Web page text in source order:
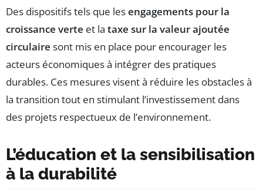
Des dispositifs tels que lesengagements pour la
croissance verte et la taxe sur la valeur ajoutée
circulaire sont mis en place pour encourager les
acteurs économiques à intégrer des pratiques
durables. Ces mesures visent à réduire les obstacles à
la transition tout en stimulant l’investissement dans
des projets respectueux de l’environnement.
L’éducation et la sensibilisation
à la durabilité